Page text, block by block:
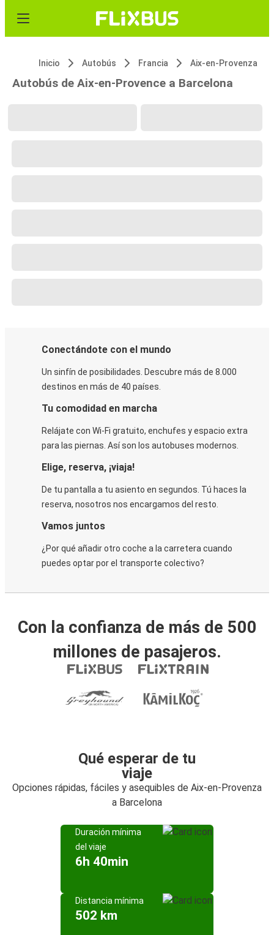
Inicio Autobús Francia Aix-en-Provenza
Autobús de Aix-en-Provence a Barcelona
Conectándote con el mundo
Un sinfín de posibilidades. Descubre más de 8.000
destinos en más de 40 países.
Tu comodidad en marcha
Relájate con Wi-Fi gratuito, enchufes y espacio extra
para las piernas. Así son los autobuses modernos.
Elige, reserva, ¡viaja!
De tu pantalla a tu asiento en segundos. Tú haces la
reserva, nosotros nos encargamos del resto.
Vamos juntos
¿Por qué añadir otro coche a la carretera cuando
puedes optar por el transporte colectivo?
Con la confianza de más de 500
millones de pasajeros.
Qué esperar de tu
viaje
Opciones rápidas, fáciles y asequibles de Aix-en-Provenza
a Barcelona
Duración mínima
del viaje
6h 40min
Distancia mínima
502 km